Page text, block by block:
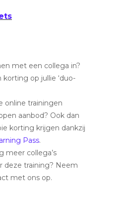
met een collega in?
korting op jullie ‘duo-
online trainingen
aanbod? Ook dan
korting krijgen dankzij
Pass.
meer collega’s
deze training? Neem
met ons op.